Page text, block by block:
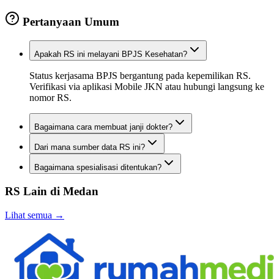
Pertanyaan Umum
Apakah RS ini melayani BPJS Kesehatan?
Status kerjasama BPJS bergantung pada kepemilikan RS.
Verifikasi via aplikasi Mobile JKN atau hubungi langsung ke
nomor RS.
Bagaimana cara membuat janji dokter?
Dari mana sumber data RS ini?
Bagaimana spesialisasi ditentukan?
RS Lain di Medan
Lihat semua →